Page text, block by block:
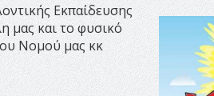
Εκπαίδευσης
μας και το φυσικό
Νομού μας κκ